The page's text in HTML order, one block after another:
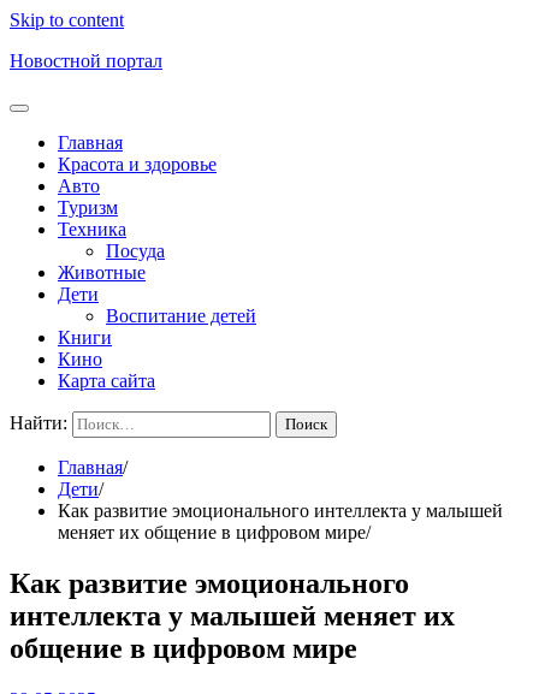
Skip to content
Новостной портал
Главная
Красота и здоровье
Авто
Туризм
Техника
Посуда
Животные
Дети
Воспитание детей
Книги
Кино
Карта сайта
Найти:
Главная
Дети
Как развитие эмоционального интеллекта у малышей
меняет их общение в цифровом мире
Как развитие эмоционального
интеллекта у малышей меняет их
общение в цифровом мире